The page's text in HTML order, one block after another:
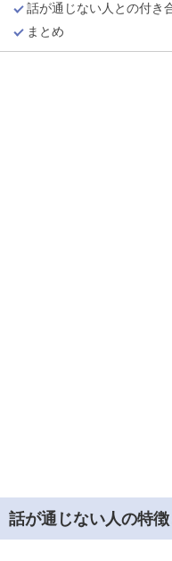
話が通じない人との付き
まとめ
話が通じない人の特徴